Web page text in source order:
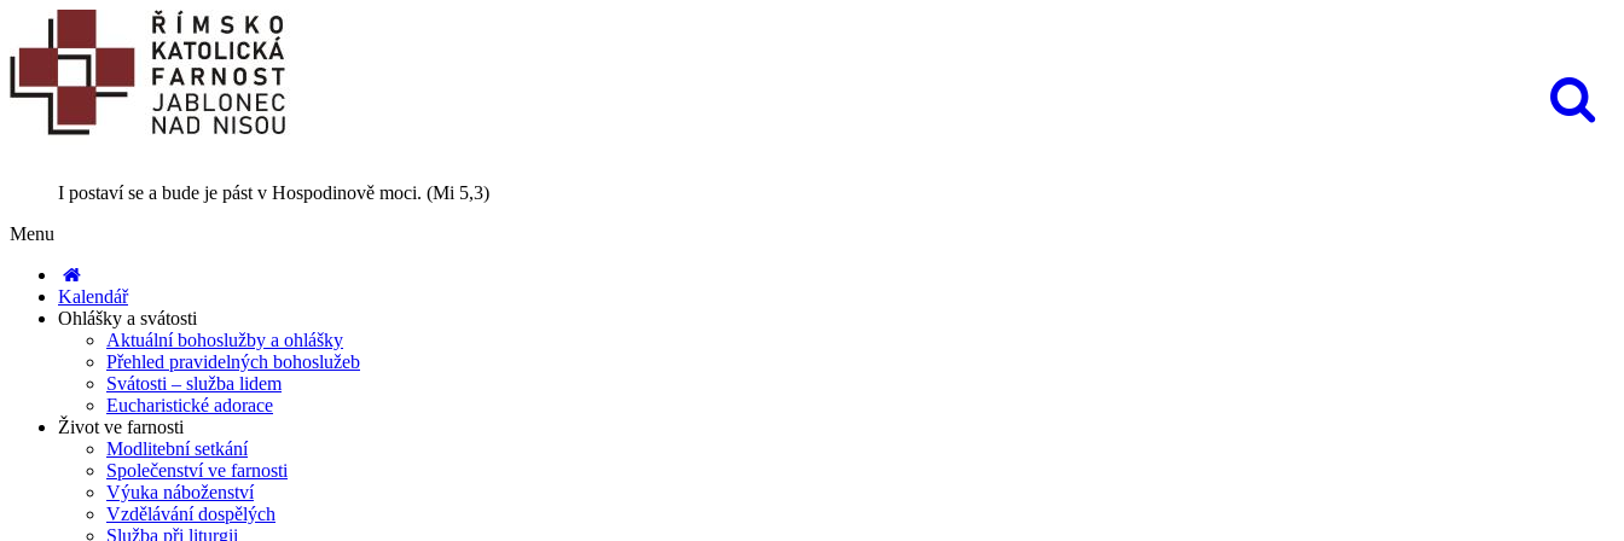
I postaví se a bude je pást v Hospodinově moci. (Mi 5,3)
Menu
Kalendář
Ohlášky a svátosti
Aktuální bohoslužby a ohlášky
Přehled pravidelných bohoslužeb
Svátosti – služba lidem
Eucharistické adorace
Život ve farnosti
Modlitební setkání
Společenství ve farnosti
Výuka náboženství
Vzdělávání dospělých
Služba při liturgii